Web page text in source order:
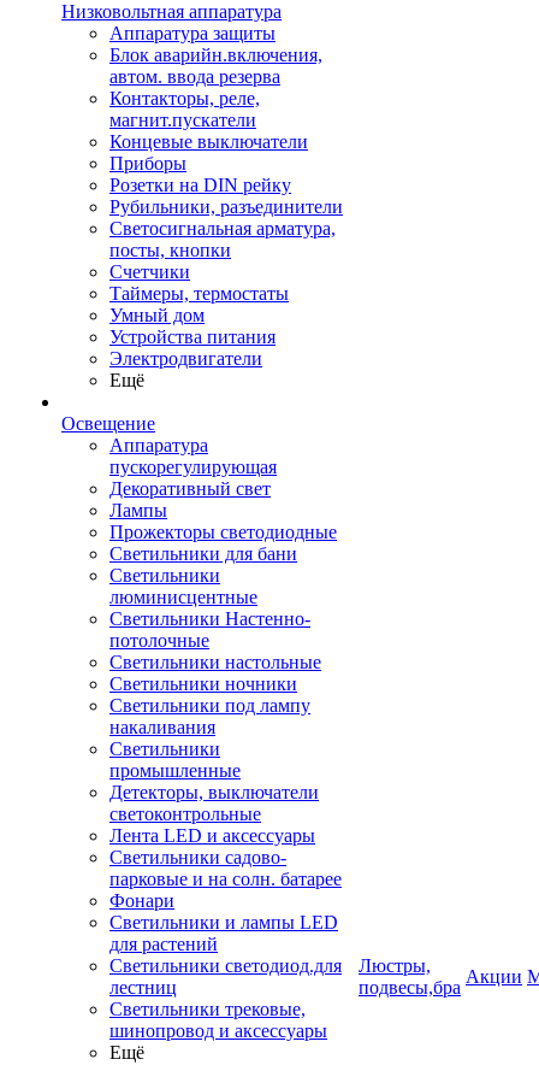
Низковольтная аппаратура
Аппаратура защиты
Блок аварийн.включения,
автом. ввода резерва
Контакторы, реле,
магнит.пускатели
Концевые выключатели
Приборы
Розетки на DIN рейку
Рубильники, разъединители
Светосигнальная арматура,
посты, кнопки
Счетчики
Таймеры, термостаты
Умный дом
Устройства питания
Электродвигатели
Ещё
Освещение
Аппаратура
пускорегулирующая
Декоративный свет
Лампы
Прожекторы светодиодные
Светильники для бани
Светильники
люминисцентные
Светильники Настенно-
потолочные
Светильники настольные
Светильники ночники
Светильники под лампу
накаливания
Светильники
промышленные
Детекторы, выключатели
светоконтрольные
Лента LED и аксессуары
Светильники садово-
парковые и на солн. батарее
Фонари
Светильники и лампы LED
для растений
Светильники светодиод.для
лестниц
Светильники трековые,
шинопровод и аксессуары
Ещё
Люстры,
подвесы,бра
Акции